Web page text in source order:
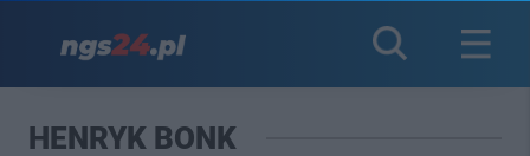
HENRYK BONK